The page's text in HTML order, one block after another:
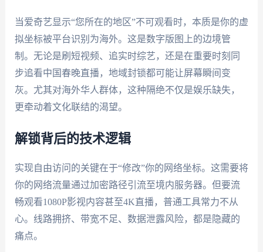
当爱奇艺显示“您所在的地区”不可观看时，本质是你的虚
拟坐标被平台识别为海外。这是数字版图上的边境管
制。无论是刷短视频、追实时综艺，还是在重要时刻同
步追看中国春晚直播，地域封锁都可能让屏幕瞬间变
灰。尤其对海外华人群体，这种隔绝不仅是娱乐缺失，
更牵动着文化联结的渴望。
解锁背后的技术逻辑
实现自由访问的关键在于“修改”你的网络坐标。这需要将
你的网络流量通过加密路径引流至境内服务器。但要流
畅观看1080P影视内容甚至4K直播，普通工具常力不从
心。线路拥挤、带宽不足、数据泄露风险，都是隐藏的
痛点。